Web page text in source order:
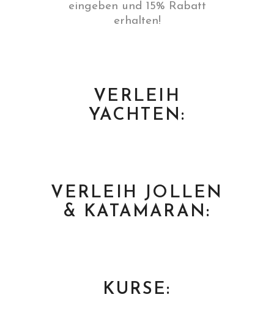
eingeben und 15% Rabatt
erhalten!
VERLEIH
YACHTEN:
VERLEIH JOLLEN
& KATAMARAN:
KURSE: